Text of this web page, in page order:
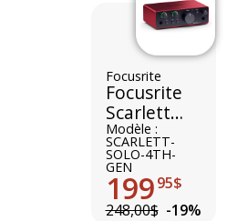
Focusrite
Focusrite
Scarlett
Solo 4th
Gen
Modèle :
SCARLETT-
SOLO-4TH-
GEN
19995$
248,00$ -19%